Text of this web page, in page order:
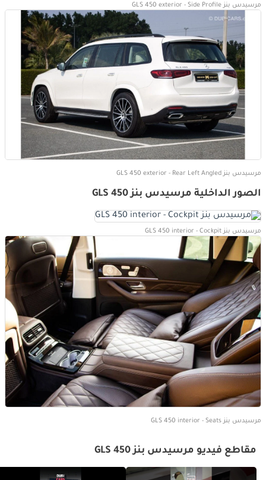
مرسيدس بنز GLS 450 exterior - Side Profile
مرسيدس بنز GLS 450 exterior - Rear Left Angled
الصور الداخلية مرسيدس بنز GLS 450
مرسيدس بنز GLS 450 interior - Cockpit
مرسيدس بنز GLS 450 interior - Seats
مقاطع فيديو مرسيدس بنز GLS 450